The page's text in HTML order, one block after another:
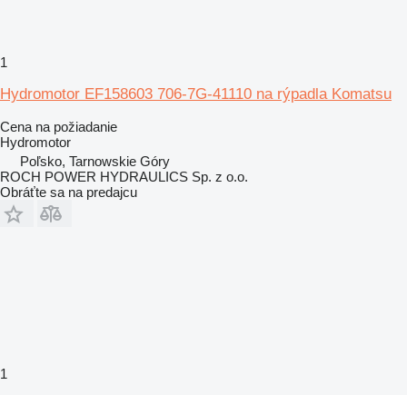
1
Hydromotor EF158603 706-7G-41110 na rýpadla Komatsu
Cena na požiadanie
Hydromotor
Poľsko, Tarnowskie Góry
ROCH POWER HYDRAULICS Sp. z o.o.
Obráťte sa na predajcu
1